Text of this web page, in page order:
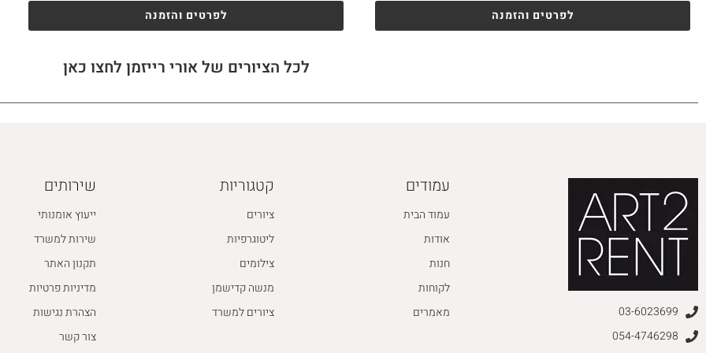
לפרטים והזמנה לפרטים והזמנה
לכל הציורים של אורי רייזמן לחצו כאן
03-6023699
054-4746298
עמודים
עמוד הבית
אודות
חנות
לקוחות
מאמרים
קטגוריות
ציורים
ליטוגרפיות
צילומים
מנשה קדישמן
ציורים למשרד
שירותים
ייעוץ אומנותי
שירות למשרד
תקנון האתר
מדיניות פרטיות
הצהרת נגישות
צור קשר